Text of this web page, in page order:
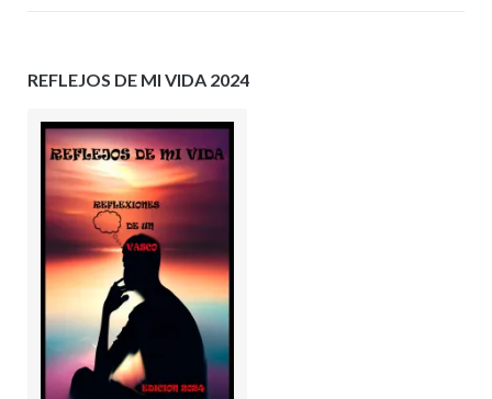
REFLEJOS DE MI VIDA 2024